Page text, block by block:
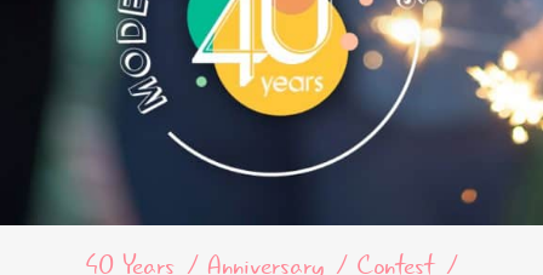
40 Years Anniversary
Contest